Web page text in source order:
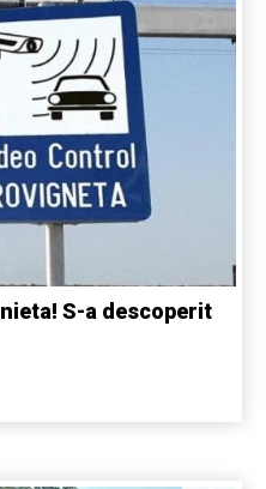
S-a descoperit